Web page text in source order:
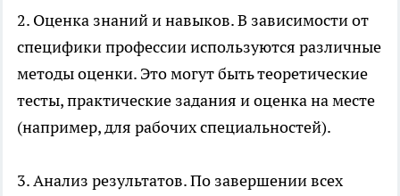
2. Оценка знаний и навыков. В зависимости от
специфики профессии используются различные
методы оценки. Это могут быть теоретические
тесты, практические задания и оценка на месте
(например, для рабочих специальностей).
3. Анализ результатов. По завершении всех